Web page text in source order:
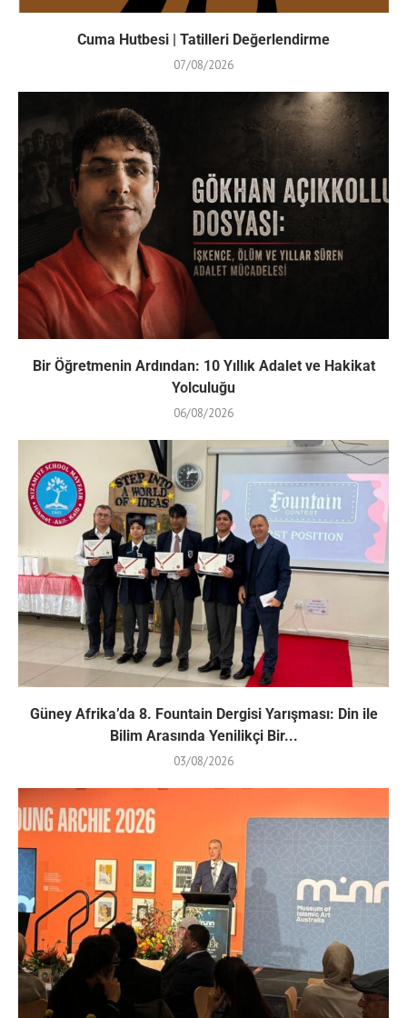
Cuma Hutbesi | Tatilleri Değerlendirme
07/08/2026
Bir Öğretmenin Ardından: 10 Yıllık Adalet ve Hakikat
Yolculuğu
06/08/2026
Güney Afrika’da 8. Fountain Dergisi Yarışması: Din ile
Bilim Arasında Yenilikçi Bir...
03/08/2026